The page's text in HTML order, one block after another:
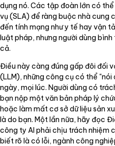
dụng nó. Các tập đoàn lớn có
vụ (SLA) để ràng buộc nhà cung
đến tính mạng như y tế hay vận
luật pháp, nhưng người dùng
cả.
Điều này càng đúng gấp đôi đối
(LLM), những công cụ có thể
ngày, mọi lúc. Người dùng có
bạn nộp một văn bản pháp lý
hoặc làm mất cơ sở dữ liệu sản
là do bạn. Một lần nữa, hãy đọc
công ty AI phải chịu trách nhiệm
biết rõ là có lỗi, ngành công